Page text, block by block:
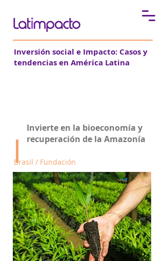
Inversión social e Impacto: Casos y
tendencias en América Latina
Invierte en la bioeconomía y
recuperación de la Amazonía
Brasil / Fundación